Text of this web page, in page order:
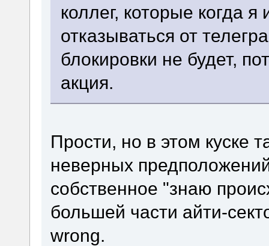
коллег, которые когда
отказываться от
блокировки не будет,
акция.
Прости, но в этом куске
неверных
собственное "знаю
большей части айти-
wrong.